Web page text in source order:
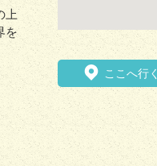
上
を
ここへ行